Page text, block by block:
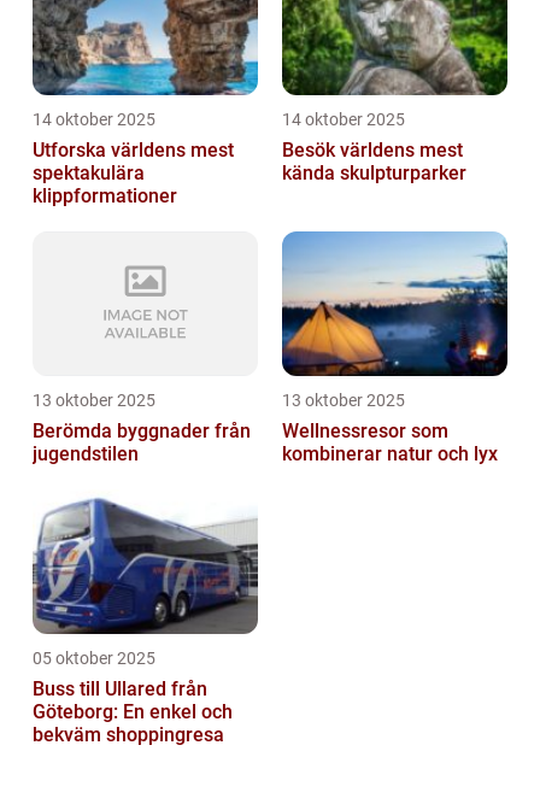
14 oktober 2025
Utforska världens mest
spektakulära
klippformationer
14 oktober 2025
Besök världens mest
kända skulpturparker
13 oktober 2025
Berömda byggnader från
jugendstilen
13 oktober 2025
Wellnessresor som
kombinerar natur och lyx
05 oktober 2025
Buss till Ullared från
Göteborg: En enkel och
bekväm shoppingresa